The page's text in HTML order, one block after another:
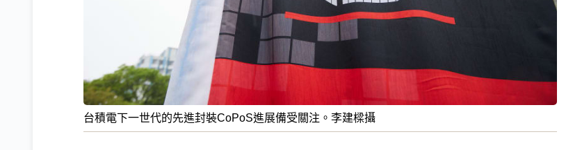
台積電下一世代的先進封裝CoPoS進展備受關注。李建樑攝